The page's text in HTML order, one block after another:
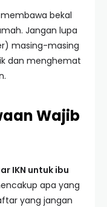
bekal
Jangan lupa
masing-masing
dan menghemat
Wajib
IKN untuk ibu
apa yang
yang jangan